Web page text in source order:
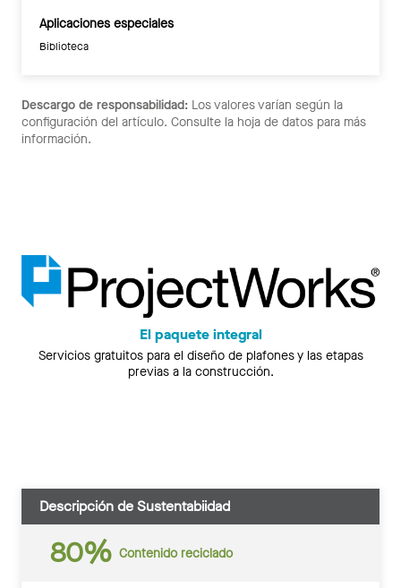
Aplicaciones especiales
Biblioteca
Descargo de responsabilidad: Los valores varían según la
configuración del artículo. Consulte la hoja de datos para más
información.
El paquete integral
Servicios gratuitos para el diseño de plafones y las etapas
previas a la construcción.
Descripción de Sustentabiidad
80% Contenido reciclado